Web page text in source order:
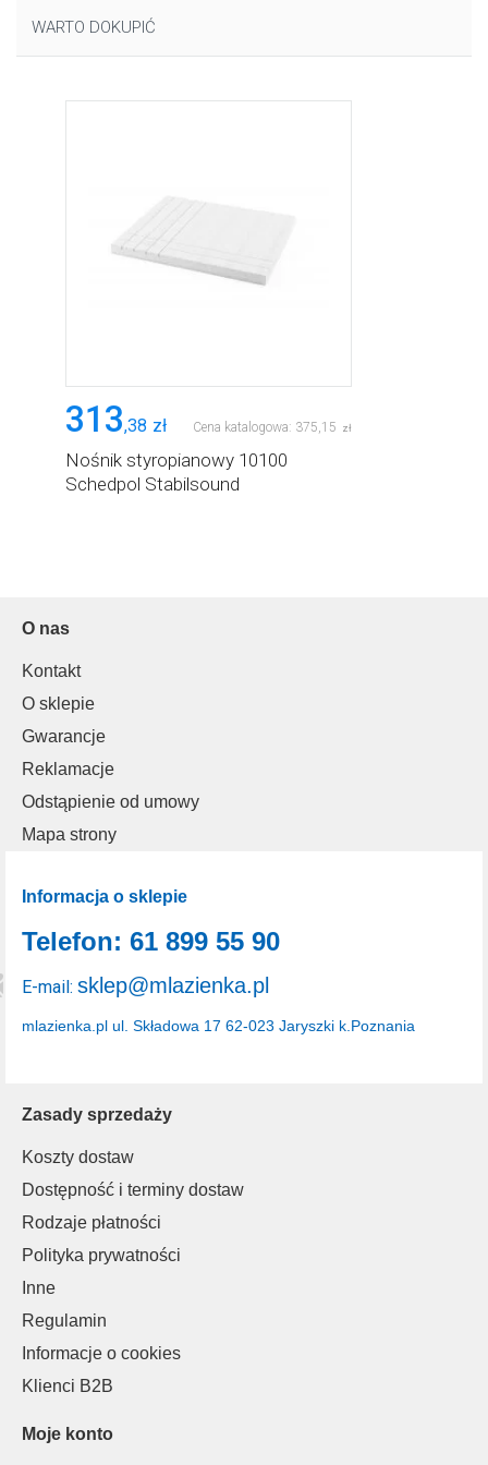
WARTO DOKUPIĆ
313,38 zł Cena katalogowa: 375,15 zł
Nośnik styropianowy 10100
Schedpol Stabilsound
O nas
Kontakt
O sklepie
Gwarancje
Reklamacje
Odstąpienie od umowy
Mapa strony
Zasady sprzedaży
Koszty dostaw
Dostępność i terminy dostaw
Rodzaje płatności
Polityka prywatności
Inne
Regulamin
Informacje o cookies
Klienci B2B
Moje konto
Informacja o sklepie
mlazienka.pl ul. Składowa 17 62-023 Jaryszki k.Poznania
Telefon: 61 899 55 90
E-mail: sklep@mlazienka.pl